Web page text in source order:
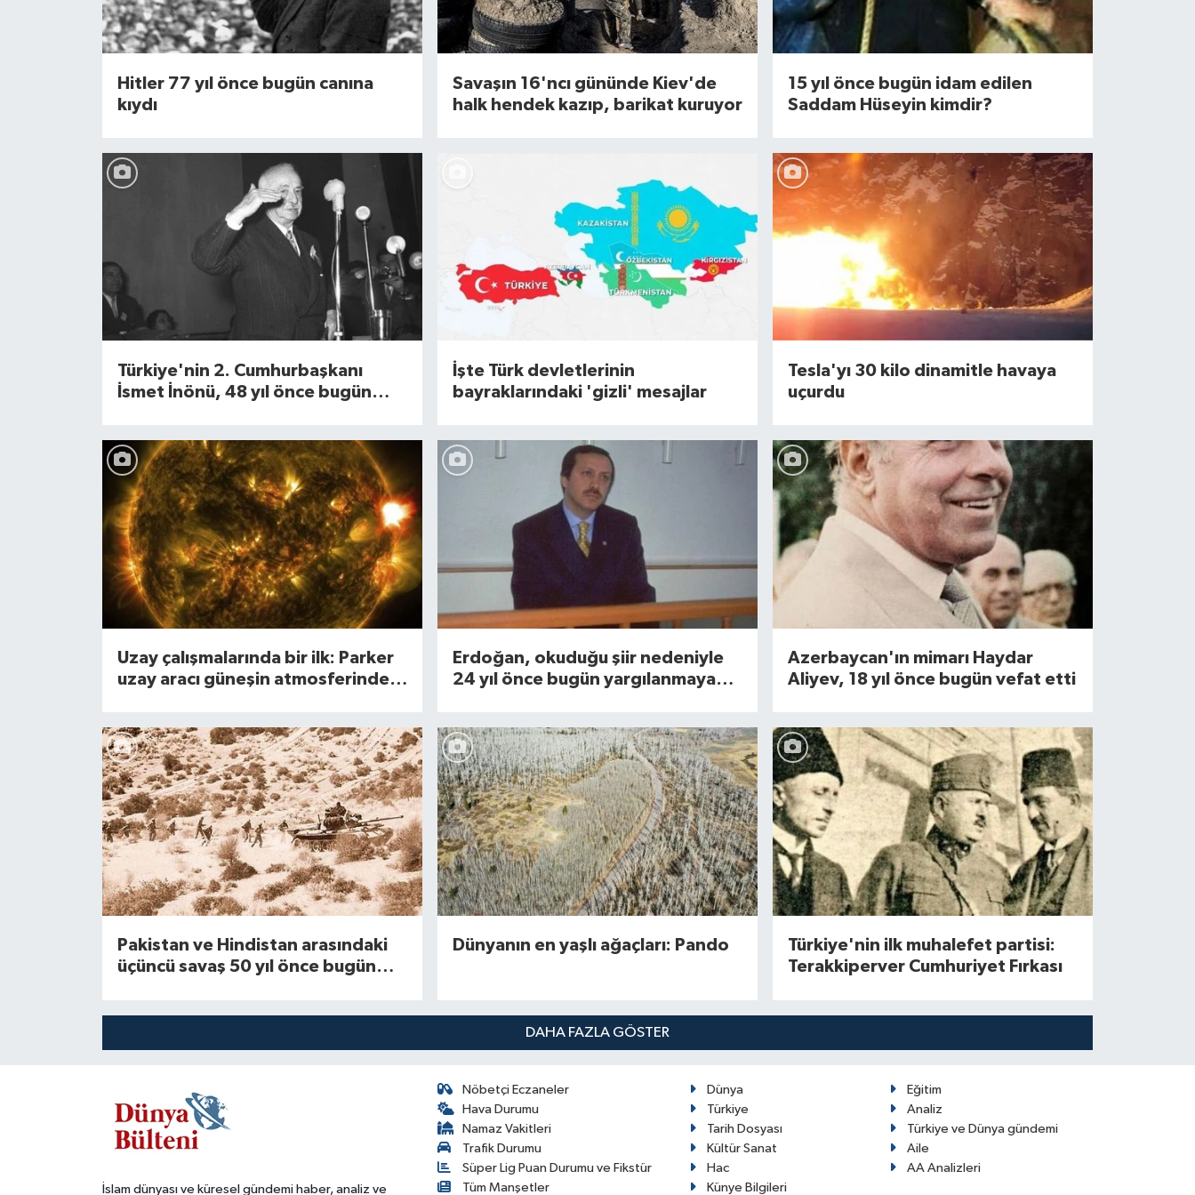
Hitler 77 yıl önce bugün canına
kıydı
Savaşın 16'ncı gününde Kiev'de
halk hendek kazıp, barikat kuruyor
15 yıl önce bugün idam edilen
Saddam Hüseyin kimdir?
Türkiye'nin 2. Cumhurbaşkanı
İsmet İnönü, 48 yıl önce bugün
İşte Türk devletlerinin
bayraklarındaki 'gizli' mesajlar
Tesla'yı 30 kilo dinamitle havaya
uçurdu
Uzay çalışmalarında bir ilk: Parker
uzay aracı güneşin atmosferinden
Erdoğan, okuduğu şiir nedeniyle
24 yıl önce bugün yargılanmaya
Azerbaycan'ın mimarı Haydar
Aliyev, 18 yıl önce bugün vefat etti
Pakistan ve Hindistan arasındaki
üçüncü savaş 50 yıl önce bugün
Dünyanın en yaşlı ağaçları: Pando
Türkiye'nin ilk muhalefet partisi:
Terakkiperver Cumhuriyet Fırkası
DAHA FAZLA GÖSTER
İslam dünyası ve küresel gündemi haber, analiz ve
Nöbetçi Eczaneler
Hava Durumu
Namaz Vakitleri
Trafik Durumu
Süper Lig Puan Durumu ve Fikstür
Tüm Manşetler
Dünya
Eğitim
Türkiye
Analiz
Tarih Dosyası
Türkiye ve Dünya gündemi
Kültür Sanat
Aile
Hac
AA Analizleri
Künye Bilgileri